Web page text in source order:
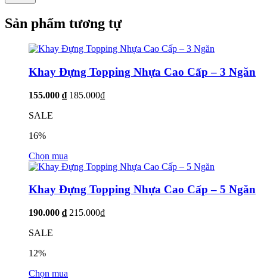
Sản phẩm tương tự
Khay Đựng Topping Nhựa Cao Cấp – 3 Ngăn
155.000 ₫ 185.000₫
SALE
16%
Chọn mua
Khay Đựng Topping Nhựa Cao Cấp – 5 Ngăn
190.000 ₫ 215.000₫
SALE
12%
Chọn mua